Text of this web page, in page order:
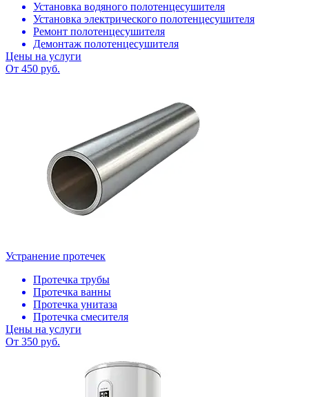
Установка водяного полотенцесушителя
Установка электрического полотенцесушителя
Ремонт полотенцесушителя
Демонтаж полотенцесушителя
Цены на услуги
От 450 руб.
Устранение протечек
Протечка трубы
Протечка ванны
Протечка унитаза
Протечка смесителя
Цены на услуги
От 350 руб.